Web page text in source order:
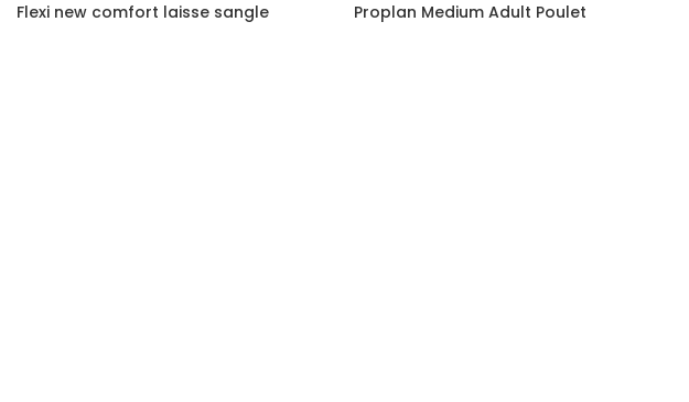
Flexi new comfort laisse sangle Proplan Medium Adult Poulet